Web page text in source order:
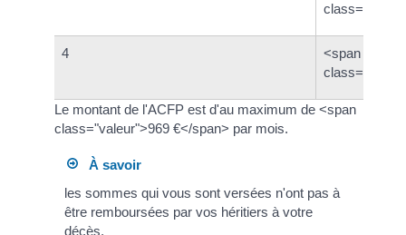
4
<span
Le montant de l'ACFP est d'au maximum de <span
class="valeur">969 €</span> par mois.
À savoir
les sommes qui vous sont versées n'ont pas à
être remboursées par vos héritiers à votre
décès.